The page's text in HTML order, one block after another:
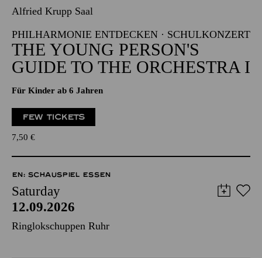
Alfried Krupp Saal
PHILHARMONIE ENTDECKEN · SCHULKONZERT
THE YOUNG PERSON'S
GUIDE TO THE ORCHESTRA I
Für Kinder ab 6 Jahren
FEW TICKETS
7,50 €
EN: SCHAUSPIEL ESSEN
Saturday
12.09.2026
Ringlokschuppen Ruhr